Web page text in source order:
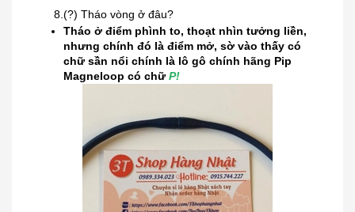
8.(?) Tháo vòng ở đâu?
Tháo ở điểm phình to, thoạt nhìn tưởng liền,
nhưng chính đó là điểm mở, sờ vào thấy có
chữ sần nổi chính là lô gô chính hãng Pip
Magneloop có chữP!